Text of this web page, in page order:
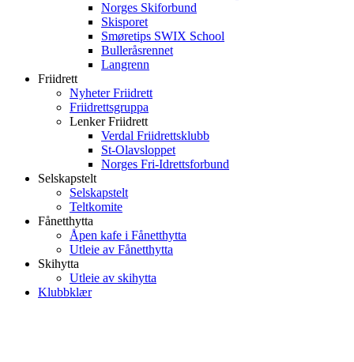
Norges Skiforbund
Skisporet
Smøretips SWIX School
Bulleråsrennet
Langrenn
Friidrett
Nyheter Friidrett
Friidrettsgruppa
Lenker Friidrett
Verdal Friidrettsklubb
St-Olavsloppet
Norges Fri-Idrettsforbund
Selskapstelt
Selskapstelt
Teltkomite
Fånetthytta
Åpen kafe i Fånetthytta
Utleie av Fånetthytta
Skihytta
Utleie av skihytta
Klubbklær